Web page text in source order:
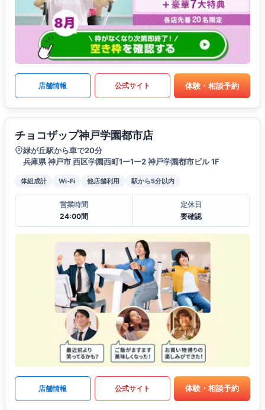
店舗情報 公式サイト 体験・相談予約
チョコザップ神戸学園都市店
緑が丘駅から車で20分
兵庫県 神戸市 西区学園西町1ー1ー2 神戸学園都市ビル 1F
体組成計 Wi-Fi 他店舗利用 駅から5分以内
営業時間
24:00間
定休日
要確認
店舗情報 公式サイト 体験・相談予約